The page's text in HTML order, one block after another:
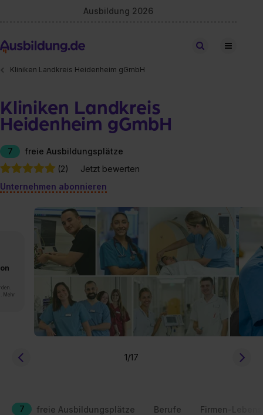
Ausbildung 2026
Stellen finden
Kliniken Landkreis Heidenheim gGmbH
Kliniken Landkreis
Heidenheim gGmbH
7
freie Ausbildungsplätze
(2)
Jetzt bewerten
Unternehmen abonnieren
Mehr
1/17
7 freie Ausbildungsplätze Berufe Firmen-